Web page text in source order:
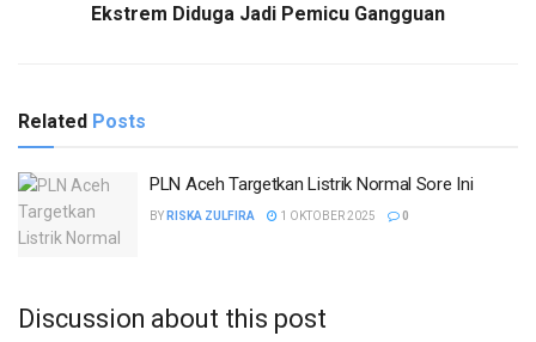
Ekstrem Diduga Jadi Pemicu Gangguan
Related Posts
PLN Aceh Targetkan Listrik Normal Sore Ini
BY RISKA ZULFIRA 1 OKTOBER 2025 0
Discussion about this post